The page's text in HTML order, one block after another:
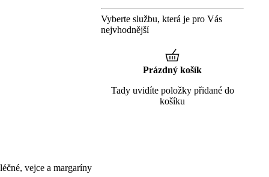
vejce a margaríny
Vyberte službu, která je pro Vás
nejvhodnější
Prázdný košík
Tady uvidíte položky přidané do
košíku